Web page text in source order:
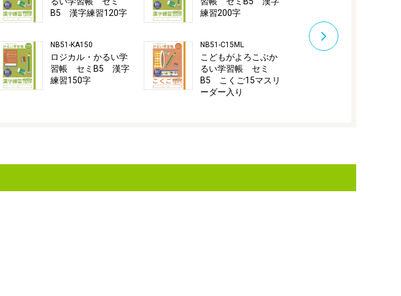
B5 漢字練習120字
NB51-KA150
ロジカル・かるい学
習帳 セミB5 漢字
練習150字
練習200字
NB51-C15ML
こどもがよろこぶか
るい学習帳 セミ
B5 こくご15マスリ
ーダー入り